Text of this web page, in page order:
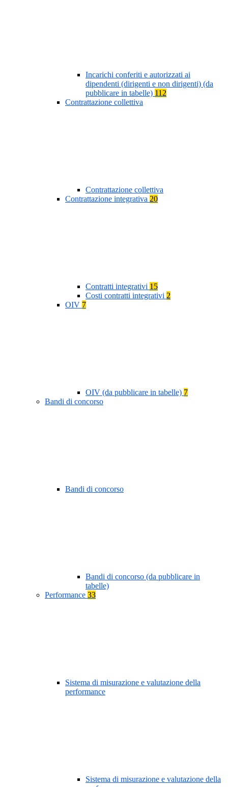
Incarichi conferiti e autorizzati ai
dipendenti (dirigenti e non dirigenti) (da
pubblicare in tabelle) 112
Contrattazione collettiva
Contrattazione collettiva
Contrattazione integrativa 20
Contratti integrativi 15
Costi contratti integrativi 2
OIV 7
OIV (da pubblicare in tabelle) 7
Bandi di concorso
Bandi di concorso
Bandi di concorso (da pubblicare in
tabelle)
Performance 33
Sistema di misurazione e valutazione della
performance
Sistema di misurazione e valutazione della